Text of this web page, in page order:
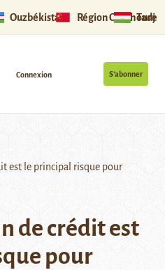
Ouzbékistan Région Ouïghoure
S’abonner
Connexion
est le principal risque pour
de crédit est
pour